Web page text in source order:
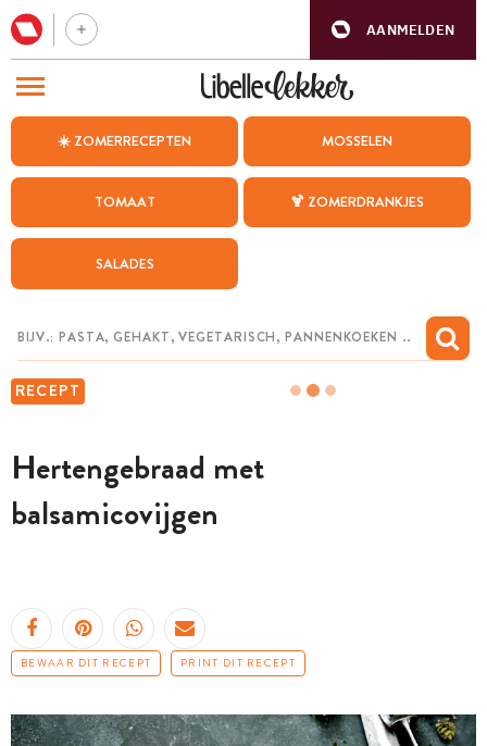
AANMELDEN
☀️ ZOMERRECEPTEN MOSSELEN
TOMAAT 🍹 ZOMERDRANKJES
SALADES
RECEPT
Hertengebraad met
balsamicovijgen
BEWAAR DIT RECEPT PRINT DIT RECEPT
BEZOEK ONZE ANDERE WEBSITES
WEEKMENU
CHAT MET MAIA
MIJN BEWAARDE RECEPTEN